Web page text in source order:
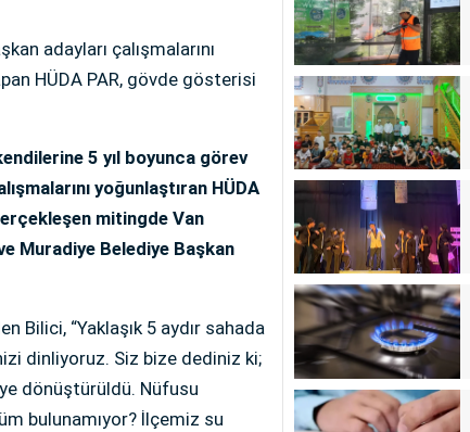
adayları çalışmalarını
HÜDA PAR, gövde gösterisi
5 yıl boyunca görev
yoğunlaştıran HÜDA
mitingde Van
Muradiye Belediye Başkan
Bilici, “Yaklaşık 5 aydır sahada
dinliyoruz. Siz bize dediniz ki;
dönüştürüldü. Nüfusu
bulunamıyor? İlçemiz su